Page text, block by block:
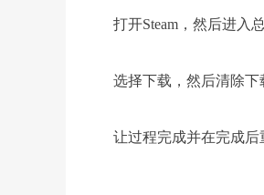
打开Steam，然后进入
选择下载，然后清除下
让过程完成并在完成后